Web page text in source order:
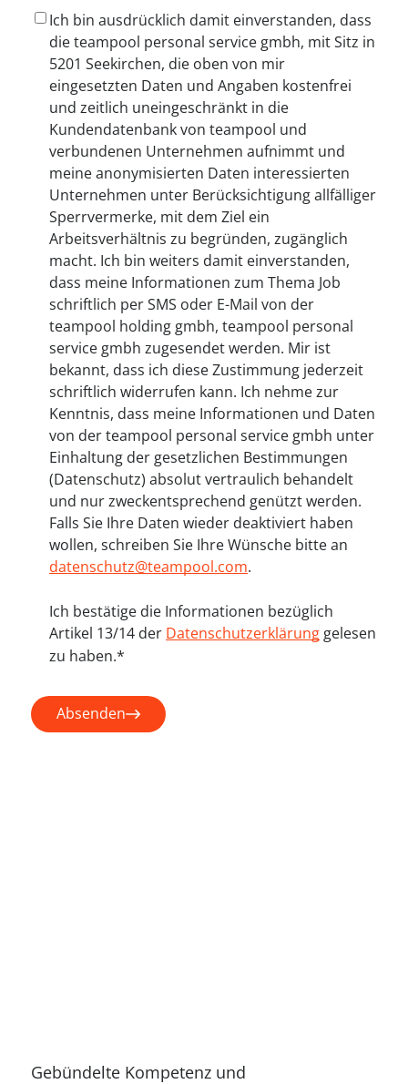
Ich bin ausdrücklich damit einverstanden, dass
die teampool personal service gmbh, mit Sitz in
5201 Seekirchen, die oben von mir
eingesetzten Daten und Angaben kostenfrei
und zeitlich uneingeschränkt in die
Kundendatenbank von teampool und
verbundenen Unternehmen aufnimmt und
meine anonymisierten Daten interessierten
Unternehmen unter Berücksichtigung allfälliger
Sperrvermerke, mit dem Ziel ein
Arbeitsverhältnis zu begründen, zugänglich
macht. Ich bin weiters damit einverstanden,
dass meine Informationen zum Thema Job
schriftlich per SMS oder E-Mail von der
teampool holding gmbh, teampool personal
service gmbh zugesendet werden. Mir ist
bekannt, dass ich diese Zustimmung jederzeit
schriftlich widerrufen kann. Ich nehme zur
Kenntnis, dass meine Informationen und Daten
von der teampool personal service gmbh unter
Einhaltung der gesetzlichen Bestimmungen
(Datenschutz) absolut vertraulich behandelt
und nur zweckentsprechend genützt werden.
Falls Sie Ihre Daten wieder deaktiviert haben
wollen, schreiben Sie Ihre Wünsche bitte an
datenschutz@teampool.com.
Ich bestätige die Informationen bezüglich
Artikel 13/14 der Datenschutzerklärung gelesen
zu haben.*
Absenden
Gebündelte Kompetenz und